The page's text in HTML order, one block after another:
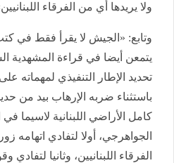
ولا يريدها أي من الفرقاء
وتابع: «الجيش لا يقرأ فقط في
يتمعن أيضا في قراءة المشهدية
تحديد الإطار التنفيذي لمهماته
باستثناء ضربه الإرهاب بيد من
كامل الأراضي اللبنانية لاسيما
الجواهرجي، أولا لتفادي اتهامه
الفرقاء اللبنانيين، وثانيا